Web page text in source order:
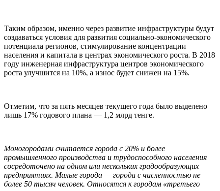
Таким образом, именно через развитие инфраструктуры будут
создаваться условия для развития социально-экономического
потенциала регионов, стимулирование концентрации
населения и капитала в центрах экономического роста. В 2018
году инженерная инфраструктура центров экономического
роста улучшится на 10%, а износ будет снижен на 15%.
Отметим, что за пять месяцев текущего года было выделено
лишь 17% годового плана — 1,2 млрд тенге.
Моногородами считается города с 20% и более
промышленного производства и трудоспособного населения
сосредоточено на одном или нескольких градообразующих
предприятиях. Малые города — города с численностью не
более 50 тысяч человек. Относятся кгородам «третьего